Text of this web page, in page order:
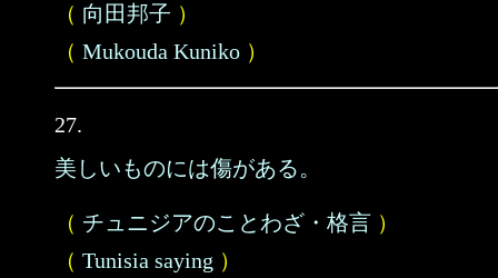
（ 向田邦子 ）
（ Mukouda Kuniko ）
27.
美しいものには傷がある。
（ チュニジアのことわざ・格言 ）
（ Tunisia saying ）